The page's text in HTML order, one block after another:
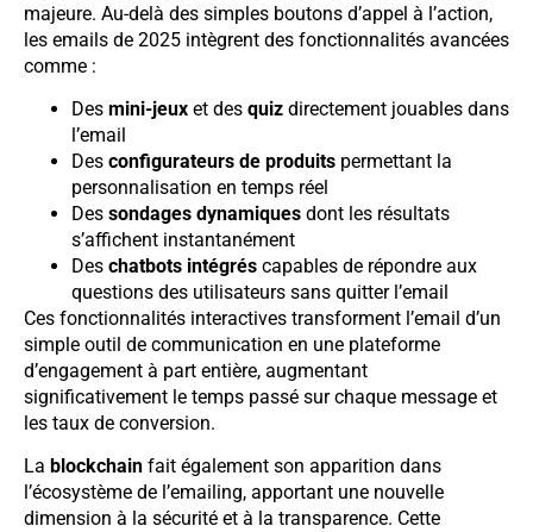
majeure. Au-delà des simples boutons d’appel à l’action,
les emails de 2025 intègrent des fonctionnalités avancées
comme :
Des mini-jeux et des quiz directement jouables dans
l’email
Des configurateurs de produits permettant la
personnalisation en temps réel
Des sondages dynamiques dont les résultats
s’affichent instantanément
Des chatbots intégrés capables de répondre aux
questions des utilisateurs sans quitter l’email
Ces fonctionnalités interactives transforment l’email d’un
simple outil de communication en une plateforme
d’engagement à part entière, augmentant
significativement le temps passé sur chaque message et
les taux de conversion.
La blockchain fait également son apparition dans
l’écosystème de l’emailing, apportant une nouvelle
dimension à la sécurité et à la transparence. Cette